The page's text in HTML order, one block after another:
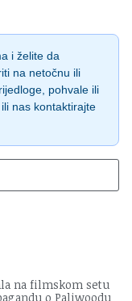
i želite da
na netočnu ili
pohvale ili
ili nas kontaktirajte
na filmskom setu
o Paliwoodu